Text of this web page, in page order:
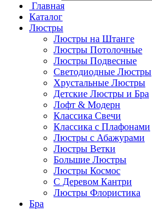
Главная
Каталог
Люстры
Люстры на Штанге
Люстры Потолочные
Люстры Подвесные
Светодиодные Люстры
Хрустальные Люстры
Детские Люстры и Бра
Лофт & Модерн
Классика Свечи
Классика с Плафонами
Люстры с Абажурами
Люстры Ветки
Большие Люстры
Люстры Космос
С Деревом Кантри
Люстры Флористика
Бра